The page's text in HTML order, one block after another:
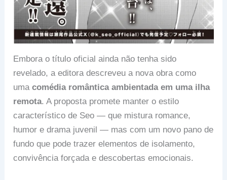
Embora o título oficial ainda não tenha sido
revelado, a editora descreveu a nova obra como
umacomédia romântica ambientada em uma ilha
remota. A proposta promete manter o estilo
característico de Seo — que mistura romance,
humor e drama juvenil — mas com um novo pano de
fundo que pode trazer elementos de isolamento,
convivência forçada e descobertas emocionais.